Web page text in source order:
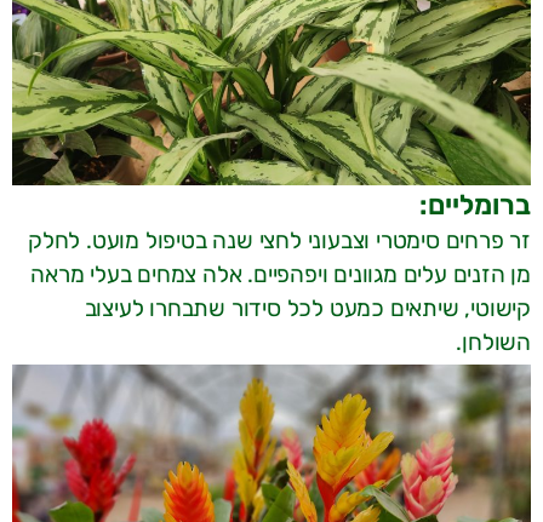
ברומליים:
זר פרחים סימטרי וצבעוני לחצי שנה בטיפול מועט. לחלק
מן הזנים עלים מגוונים ויפהפיים. אלה צמחים בעלי מראה
קישוטי, שיתאים כמעט לכל סידור שתבחרו לעיצוב
השולחן.